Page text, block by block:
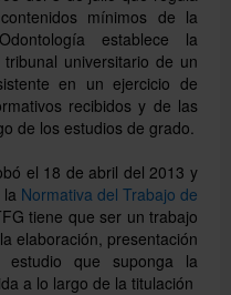
mínimos de la
establece la
universitario de un
en un ejercicio de
recibidos y de las
de los estudios de grado.
el 18 de abril del 2013 y
Normativa del Trabajo de
tiene que ser un trabajo
elaboración, presentación
que suponga la
a lo largo de la titulación